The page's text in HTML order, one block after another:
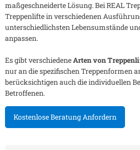
maßgeschneiderte Lösung. Bei REAL
Treppenlifte in verschiedenen
unterschiedlichsten Lebensumstände
anpassen.
Es gibt verschiedeneArten von
nur an die spezifischen Treppenformen
berücksichtigen auch die individuellen
Betroffenen.
Kostenlose Beratung Anfordern